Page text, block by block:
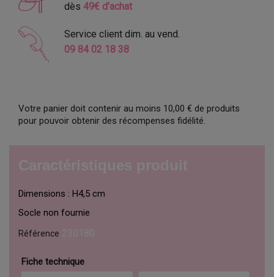
dès 49€ d'achat
Service client dim. au vend.
09 84 02 18 38
Votre panier doit contenir au moins 10,00 € de produits
pour pouvoir obtenir des récompenses fidélité.
Dimensions : H4,5 cm
Socle non fournie
Référence
Fiche technique